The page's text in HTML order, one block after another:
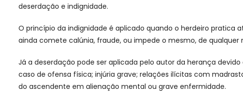
deserdação e indignidade.
O princípio da indignidade é aplicado quando o herdeiro pratica
ainda comete calúnia, fraude, ou impede o mesmo, de qualquer
Já a deserdação pode ser aplicada pelo autor da herança
caso de ofensa física; injúria grave; relações ilícitas com
do ascendente em alienação mental ou grave enfermidade.